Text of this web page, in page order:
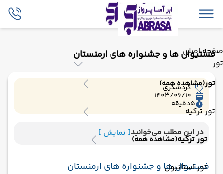
صفحه اصلی
تور
تور(مشاهده همه)
تور ترکیه
تور ترکیه(مشاهده همه)
تور استانبول
فستیوال ها و جشنواره های ارمنستان
گردشگری
1403/06/10
5دقیقه
در این مطلب می‌خوانید[ نمایش ]
فستیوال ها و جشنواره های ارمنستان